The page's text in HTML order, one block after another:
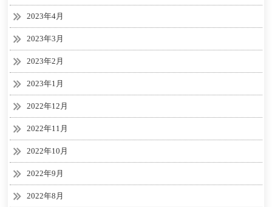
2023年4月
2023年3月
2023年2月
2023年1月
2022年12月
2022年11月
2022年10月
2022年9月
2022年8月